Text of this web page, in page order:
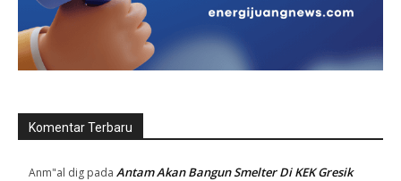
Komentar Terbaru
Anm"al dig pada Antam Akan Bangun Smelter Di KEK Gresik